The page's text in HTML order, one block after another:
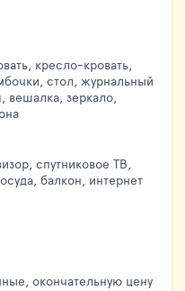
кресло-кровать,
стол, журнальный
вешалка, зеркало,
спутниковое ТВ,
балкон, интернет
окончательную цену